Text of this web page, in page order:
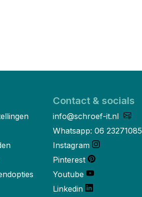
Contact & socials
info@schroef-it.nl
Whatsapp: 06 23271085
Instagram
Pinterest
Youtube
Linkedin